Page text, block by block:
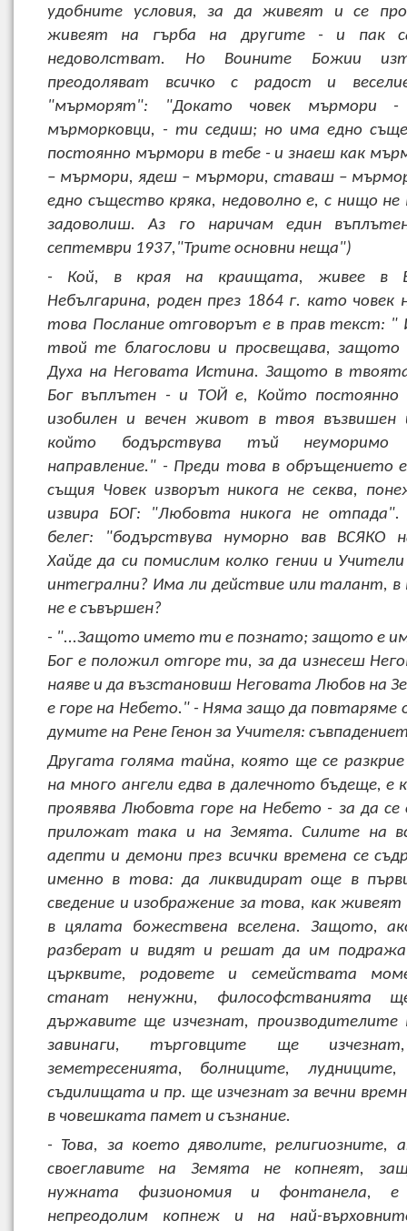
удобните условия, за да живеят и се
живеят на гърба на другите - и пак
недоволстват. Но Воините Божии
преодоляват всичко с радост и
"мърморят": "Докато човек мърмори
мърморковци, - ти седиш; но има едно
постоянно мърмори в тебе - и знаеш как
– мърмори, ядеш – мърмори, ставаш –
едно същество кряка, недоволно е, с нищо
задоволиш. Аз го наричам един
септември 1937,"Трите основни неща")
- Кой, в края на краищата, живее в
Небългарина, роден през 1864 г. като човек
това Послание отговорът е в прав текст: "
твой те благослови и просвещава,
Духа на Неговата Истина. Защото в
Бог въплътен - и ТОЙ е, Който постоянно
изобилен и вечен живот в твоя възвишен
който бодърствува тъй неуморимо
направление." - Преди това в обръщението
същия Човек изворът никога не секва,
извира БОГ: "Любовта никога не
белег: "бодърствува нуморно вав ВСЯКО
Хайде да си помислим колко гении и
интегрални? Има ли действие или талант, в
не е съвършен?
- "...Защото името ти е познато; защото е
Бог е положил отгоре ти, за да изнесеш
наяве и да възстановиш Неговата Любов на
е горе на Небето." - Няма защо да повтаряме
думите на Рене Генон за Учителя:
Другата голяма тайна, която ще се
на много ангели едва в далечното бъдеще, е
проявява Любовта горе на Небето - за да
приложат така и на Земята. Силите на
адепти и демони през всички времена се
именно в това: да ликвидират още в
сведение и изображение за това, как
в цялата божествена вселена. Защото,
разберат и видят и решат да им
църквите, родовете и семействата
станат ненужни, философстванията
държавите ще изчезнат, производителите
завинаги, търговците ще
земетресенията, болниците,
съдилищата и пр. ще изчезнат за вечни
в човешката памет и съзнание.
- Това, за което дяволите, религиозните,
своеглавите на Земята не копнеят,
нужната физиономия и фонтанела, е
непреодолим копнеж и на най-